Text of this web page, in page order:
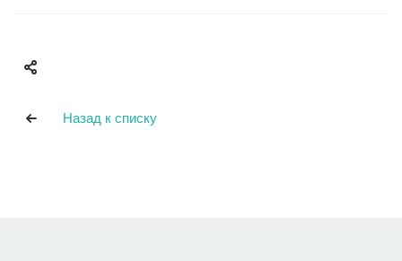
Назад к списку